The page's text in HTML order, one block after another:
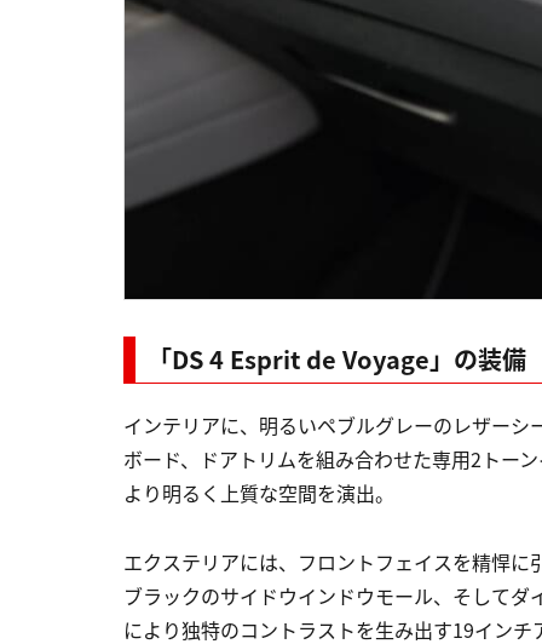
「DS 4 Esprit de Voyage」の装備
インテリアに、明るいペブルグレーのレザー
ボード、ドアトリムを組み合わせた専用2トー
より明るく上質な空間を演出。
エクステリアには、フロントフェイスを精悍
ブラックのサイドウインドウモール、そして
により独特のコントラストを生み出す19イン